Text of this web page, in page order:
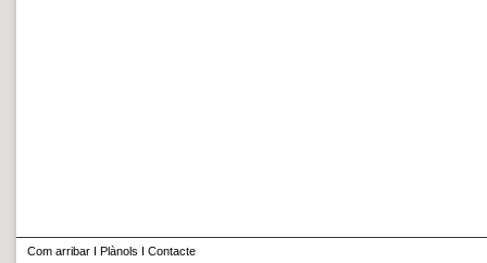
Com arribar I Plànols I Contacte